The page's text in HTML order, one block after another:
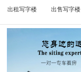
出租写字楼 出售写字楼